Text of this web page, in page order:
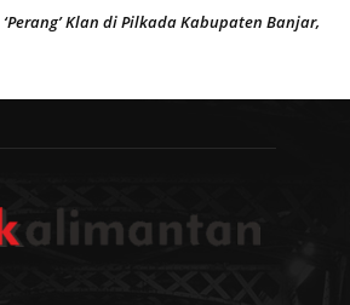
‘Perang’ Klan di Pilkada Kabupaten Banjar,